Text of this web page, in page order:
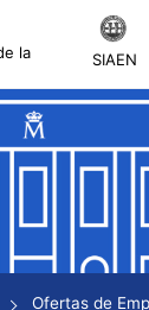
la
SIAEN
Ofertas de